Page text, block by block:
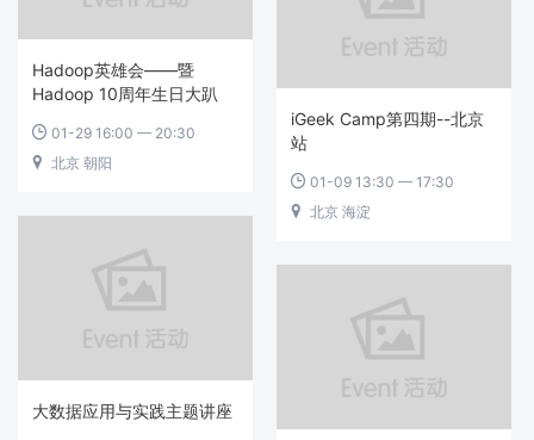
Hadoop英雄会——暨
Hadoop 10周年生日大趴
 01-29 16:00 — 20:30
 北京 朝阳
iGeek Camp第四期--北京
站
 01-09 13:30 — 17:30
 北京 海淀
大数据应用与实践主题讲座